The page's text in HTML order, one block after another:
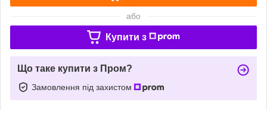
або
Купити з
Що таке купити з Пром?
Замовлення під захистом